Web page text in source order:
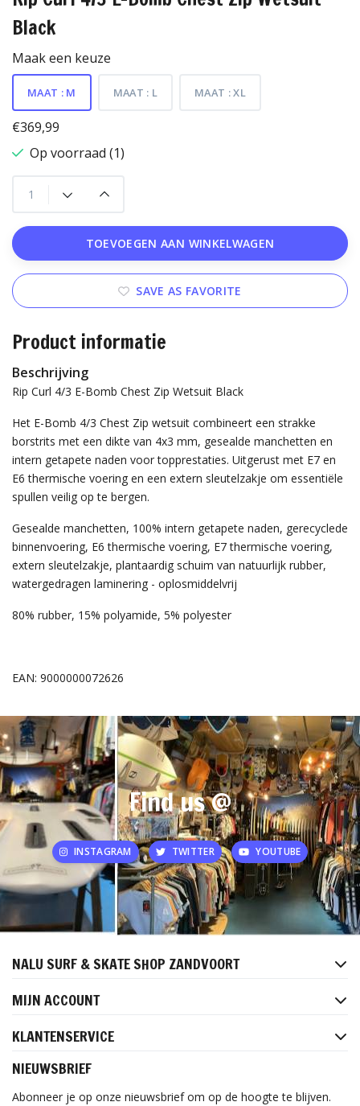
Black
Maak een keuze
MAAT : M MAAT : L MAAT : XL
€369,99
Op voorraad (1)
TOEVOEGEN AAN WINKELWAGEN
SAVE AS FAVORITE
Product informatie
Beschrijving
Rip Curl 4/3 E-Bomb Chest Zip Wetsuit Black
Het E-Bomb 4/3 Chest Zip wetsuit combineert een strakke
borstrits met een dikte van 4x3 mm, gesealde manchetten en
intern getapete naden voor topprestaties. Uitgerust met E7 en
E6 thermische voering en een extern sleutelzakje om essentiële
spullen veilig op te bergen.
Gesealde manchetten, 100% intern getapete naden, gerecyclede
binnenvoering, E6 thermische voering, E7 thermische voering,
extern sleutelzakje, plantaardig schuim van natuurlijk rubber,
watergedragen laminering - oplosmiddelvrij
80% rubber, 15% polyamide, 5% polyester
EAN: 9000000072626
Find us @
INSTAGRAM TWITTER YOUTUBE
NALU SURF & SKATE SHOP ZANDVOORT
MIJN ACCOUNT
KLANTENSERVICE
NIEUWSBRIEF
Abonneer je op onze nieuwsbrief om op de hoogte te blijven.